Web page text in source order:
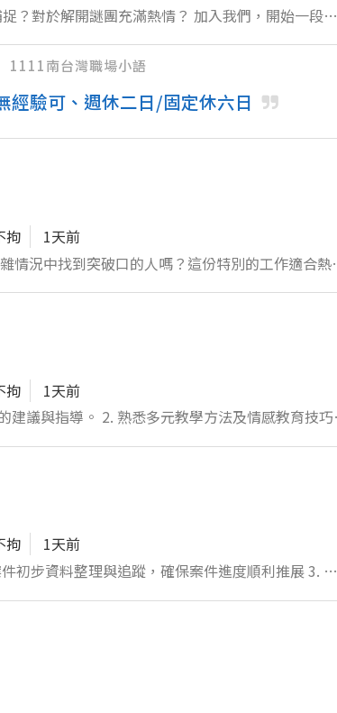
？對於解開謎團充滿熱情？ 加入我們，開始一段挑
切操作在法律框架內進行，堅守職業倫理 5. 善用時
1111南台灣職場小語
經驗可、週休二日/固定休六日
拘
1天前
智慧火花！ 聯絡人: 李主任 賴a5538799
拘
1天前
法及情感教育技巧，
入！ 聯絡人:李主任 賴a5538799
拘
1天前